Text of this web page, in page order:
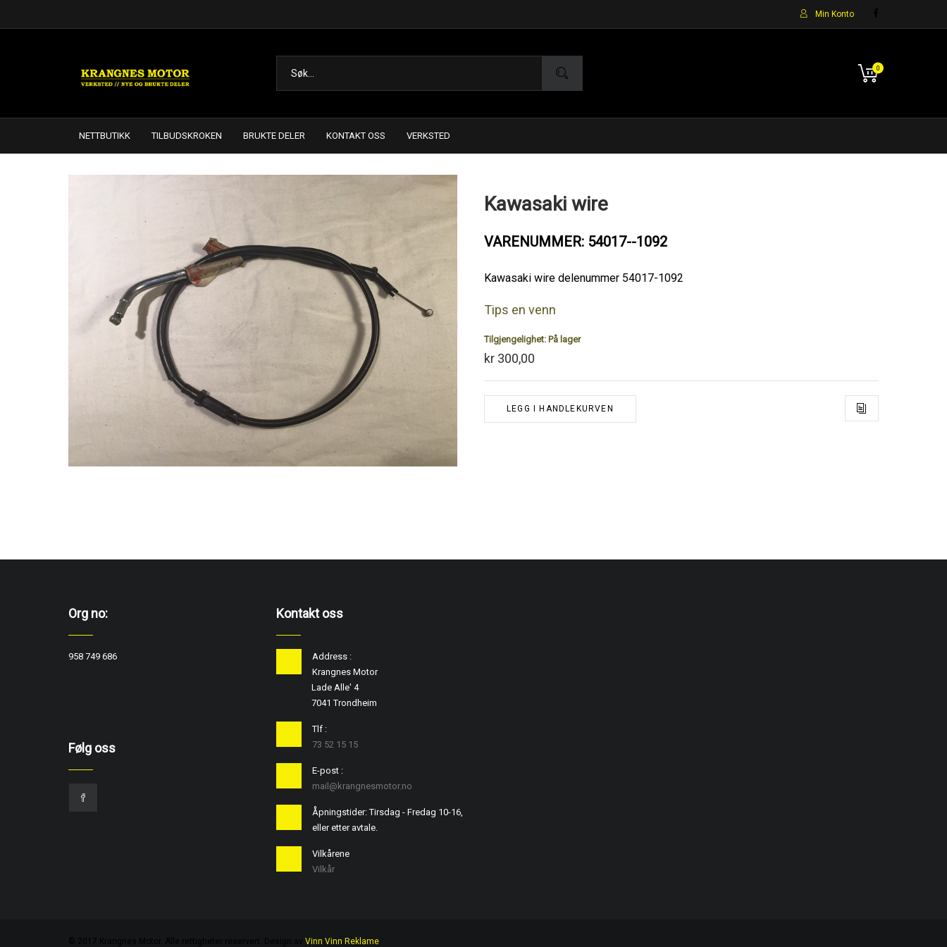
Min Konto
0
NETTBUTIKK TILBUDSKROKEN BRUKTE DELER KONTAKT OSS VERKSTED
Kawasaki wire
VARENUMMER: 54017--1092
Kawasaki wire delenummer 54017-1092
Tips en venn
Tilgjengelighet: På lager
kr 300,00
LEGG I HANDLEKURVEN
Org no:
958 749 686
Følg oss
Kontakt oss
Address :
Krangnes Motor
Lade Alle' 4
7041 Trondheim
Tlf :
73 52 15 15
E-post :
mail@krangnesmotor.no
Åpningstider: Tirsdag - Fredag 10-16,
eller etter avtale.
Vilkårene
Vilkår
© 2017 Krangnes Motor. Alle rettigheter reservert. Design av Vinn Vinn Reklame